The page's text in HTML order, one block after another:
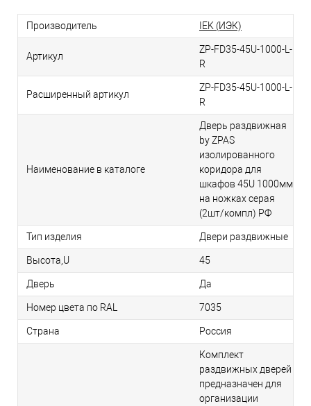
Производитель IEK (ИЭК)
Артикул
ZP-FD35-45U-1000-L-
R
Расширенный артикул
ZP-FD35-45U-1000-L-
R
Наименование в каталоге
Дверь раздвижная
by ZPAS
изолированного
коридора для
шкафов 45U 1000мм
на ножках серая
(2шт/компл) РФ
Тип изделия Двери раздвижные
Высота,U 45
Дверь Да
Номер цвета по RAL 7035
Страна Россия
Комплект
раздвижных дверей
предназначен для
организации